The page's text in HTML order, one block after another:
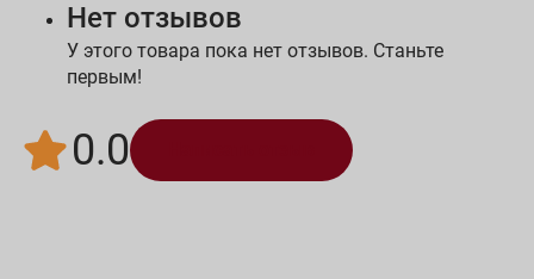
Нет отзывов
У этого товара пока нет отзывов. Станьте
первым!
0.0